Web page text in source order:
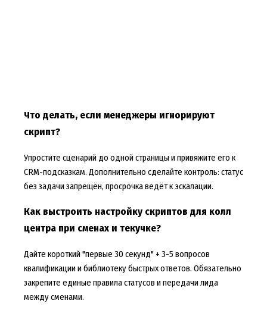
Что делать, если менеджеры игнорируют
скрипт?
Упростите сценарий до одной страницы и привяжите его к
CRM-подсказкам. Дополнительно сделайте контроль: статус
без задачи запрещён, просрочка ведёт к эскалации.
Как выстроить настройку скриптов для колл
центра при сменах и текучке?
Дайте короткий "первые 30 секунд" + 3-5 вопросов
квалификации и библиотеку быстрых ответов. Обязательно
закрепите единые правила статусов и передачи лида
между сменами.